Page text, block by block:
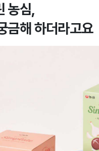
농심,
금해 하더라고요